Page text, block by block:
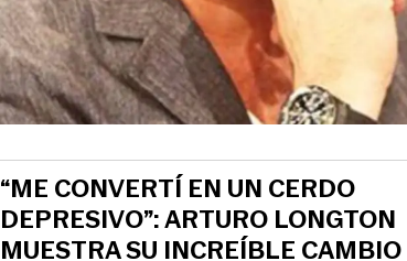
“ME CONVERTÍ EN UN CERDO
DEPRESIVO”: ARTURO LONGTON
MUESTRA SU INCREÍBLE CAMBIO